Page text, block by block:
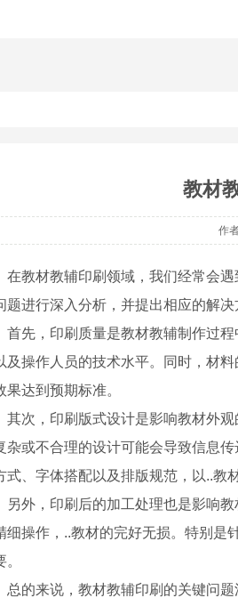
教材
作
在教材教辅印刷领域，我们经常会
题进行深入分析，并提出相应的解
首先，印刷质量是教材教辅制作过
及操作人员的技术水平。同时，材
果达到预期标准。
其次，印刷版式设计是影响教材外
杂或不合理的设计可能会导致信息
式、字体搭配以及排版规范，以..教
另外，印刷后的加工处理也是影响
细操作，..教材的完好无损。特别是
总的来说，教材教辅印刷的关键问